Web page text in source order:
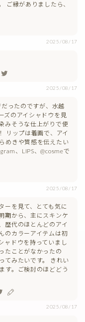
ご縁がありましたら、
2025/08/17
2025/08/17
ったのですが、水越
ズのアイシャドウを見
みそうな仕上がりで使
リップは着画で、アイ
めきや質感を伝えたい
、LIPS、@cosmeで
2025/08/17
ーを見て、とても気に
期から、主にスキンケ
歴代のほとんどのアイ
のカラーアイテムは初
ャドウを持っていまし
たことがなかったの
てみたいです。 きれい
す。ご検討のほどどう
2025/08/17